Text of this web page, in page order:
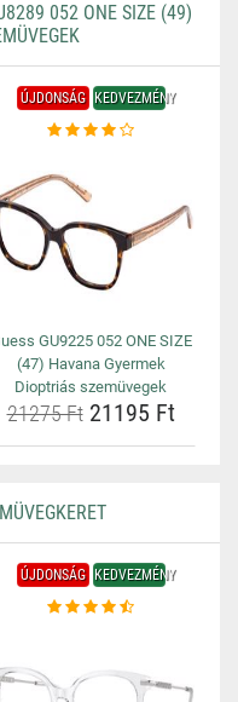
052 ONE SIZE (49)
ÚJDONSÁG KEDVEZMÉNY
GU9225 052 ONE SIZE
(47) Havana Gyermek
Dioptriás szemüvegek
21275 Ft21195 Ft
ÚJDONSÁG KEDVEZMÉNY